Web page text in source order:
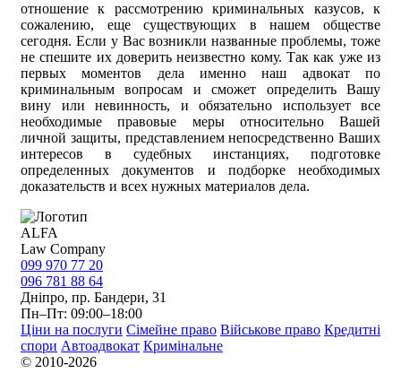
отношение к рассмотрению криминальных казусов, к
сожалению, еще существующих в нашем обществе
сегодня. Если у Вас возникли названные проблемы, тоже
не спешите их доверить неизвестно кому. Так как уже из
первых моментов дела именно наш адвокат по
криминальным вопросам и сможет определить Вашу
вину или невинность, и обязательно использует все
необходимые правовые меры относительно Вашей
личной защиты, представлением непосредственно Ваших
интересов в судебных инстанциях, подготовке
определенных документов и подборке необходимых
доказательств и всех нужных материалов дела.
ALFA
Law Company
099 970 77 20
096 781 88 64
Дніпро, пр. Бандери, 31
Пн–Пт: 09:00–18:00
Ціни на послуги Сімейне право Військове право Кредитні
спори Автоадвокат Кримінальне
© 2010-2026